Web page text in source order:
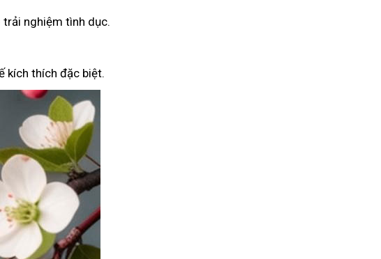
nghiệm tình dục.
kích thích đặc biệt.